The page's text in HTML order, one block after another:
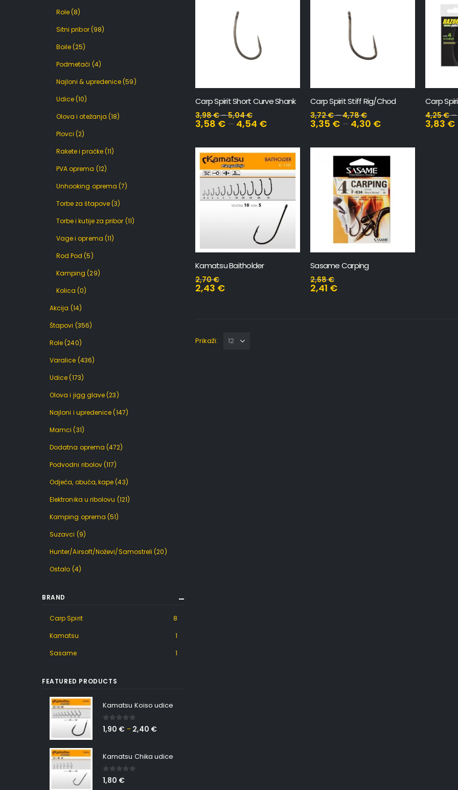
Carp Spirit Short Curve Shank
3,98€–5,04€
3,58 € – 4,54 €
Carp Spirit Stiff Rig/Chod
3,72€–4,78€
3,35 € – 4,30 €
Carp
4,25€–
3,83 €
Kamatsu Baitholder
2,70€
2,43 €
Sasame Carping
2,68€
2,41 €
Prikaži:
Role (8)
Sitni pribor (98)
Boile (25)
Podmetači (4)
Najloni & upredenice (59)
Udice (10)
Olova i otežanja (18)
Plovci (2)
Rakete i praćke (11)
PVA oprema (12)
Unhooking oprema (7)
Torbe za štapove (3)
Torbe i kutije za pribor (11)
Vage i oprema (11)
Rod Pod (5)
Kamping (29)
Kolica (0)
Akcija (14)
Štapovi (356)
Role (240)
Varalice (436)
Udice (173)
Olova i jigg glave (23)
Najloni i upredenice (147)
Mamci (31)
Dodatna oprema (472)
Podvodni ribolov (117)
Odjeća, obuća, kape (43)
Elektronika u ribolovu (121)
Kamping oprema (51)
Suzavci (9)
Hunter/Airsoft/Noževi/Samostreli (20)
Ostalo (4)
BRAND
Carp Spirit
8
Kamatsu
1
Sasame
1
FEATURED PRODUCTS
Kamatsu Koiso udice
0 out of 5
1,90 € – 2,40 €
Kamatsu Chika udice
0 out of 5
1,80 €